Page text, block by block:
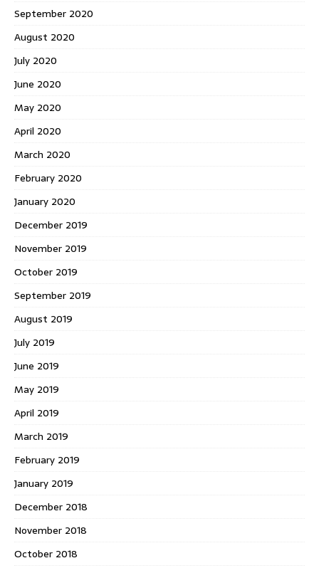
September 2020
August 2020
July 2020
June 2020
May 2020
April 2020
March 2020
February 2020
January 2020
December 2019
November 2019
October 2019
September 2019
August 2019
July 2019
June 2019
May 2019
April 2019
March 2019
February 2019
January 2019
December 2018
November 2018
October 2018